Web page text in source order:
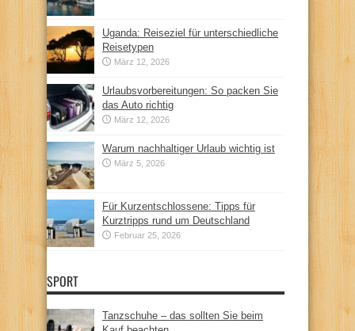
Uganda: Reiseziel für unterschiedliche
Reisetypen
März 12, 2026
Urlaubsvorbereitungen: So packen Sie
das Auto richtig
März 12, 2026
Warum nachhaltiger Urlaub wichtig ist
März 5, 2026
Für Kurzentschlossene: Tipps für
Kurztripps rund um Deutschland
Februar 25, 2026
SPORT
Tanzschuhe – das sollten Sie beim